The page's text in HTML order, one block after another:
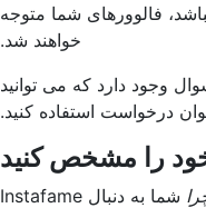
فالوورهای شما متوجه
خواهند شد.
وجود دارد که می توانید
درخواست استفاده کنید.
را مشخص کنید
شما به دنبال Instafame